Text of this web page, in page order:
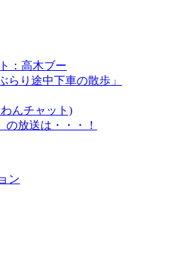
：高木ブー
らり途中下車の散歩」
んチャット)
の放送は・・・！
ン